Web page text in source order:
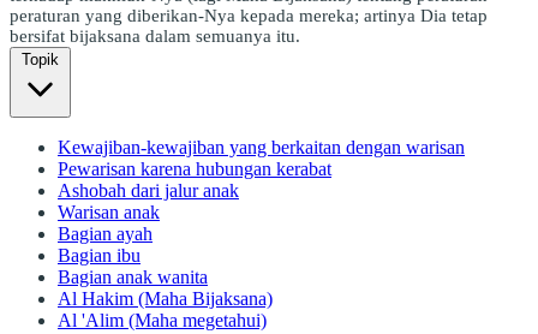
peraturan yang diberikan-Nya kepada mereka; artinya Dia tetap
bersifat bijaksana dalam semuanya itu.
Topik
Kewajiban-kewajiban yang berkaitan dengan warisan
Pewarisan karena hubungan kerabat
Ashobah dari jalur anak
Warisan anak
Bagian ayah
Bagian ibu
Bagian anak wanita
Al Hakim (Maha Bijaksana)
Al 'Alim (Maha megetahui)